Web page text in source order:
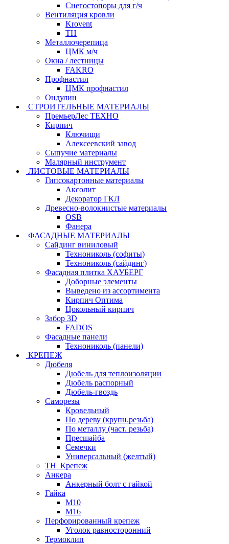
Снегостопоры для г/ч
Вентиляция кровли
Krovent
ТН
Металлочерепица
ЦМК м/ч
Окна / лестницы
FAKRO
Профнастил
ЦМК профнастил
Ондулин
СТРОИТЕЛЬНЫЕ МАТЕРИАЛЫ
ПремьерЛес ТЕХНО
Кирпич
Ключищи
Алексеевский завод
Сыпучие материалы
Малярный инструмент
ЛИСТОВЫЕ МАТЕРИАЛЫ
Гипсокартонные материалы
Аксолит
Декоратор ГКЛ
Древесно-волокнистые материалы
OSB
Фанера
ФАСАДНЫЕ МАТЕРИАЛЫ
Сайдинг виниловый
Технониколь (софиты)
Технониколь (сайдинг)
Фасадная плитка ХАУБЕРГ
Доборные элементы
Выведено из ассортимента
Кирпич Оптима
Цокольный кирпич
Забор 3D
FADOS
Фасадные панели
Технониколь (панели)
КРЕПЕЖ
Дюбеля
Дюбель для теплоизоляции
Дюбель распорный
Дюбель-гвоздь
Саморезы
Кровельный
По дереву (крупн.резьба)
По металлу (част. резьба)
Пресшайба
Семечки
Универсальный (желтый)
ТН_Крепеж
Анкера
Анкерный болт с гайкой
Гайка
М10
М16
Перфорированный крепеж
Уголок равносторонний
Термоклип